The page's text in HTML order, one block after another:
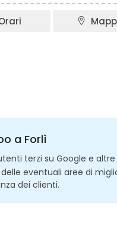
a Forlì
terzi su Google e
eventuali aree di
dei clienti.